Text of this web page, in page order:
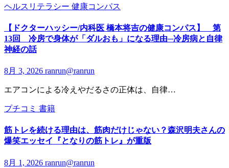
ヘルスリテラシー 健康コンパス
【ドクターハッシー/内科医 橋本将吉の健康コンパス】 第
13回 冷房で身体が「ダルおも」になる理由─冷房病と自律
神経の話
8月 3, 2026 ranrun@ranrun
エアコンによる冷えやだるさの正体は、自律…
プチコミ 書籍
筋トレを続ける理由は、筋肉だけじゃない？森沢明夫さんの
爆笑エッセイ『となりの筋トレ』が重版
8月 1, 2026 ranrun@ranrun